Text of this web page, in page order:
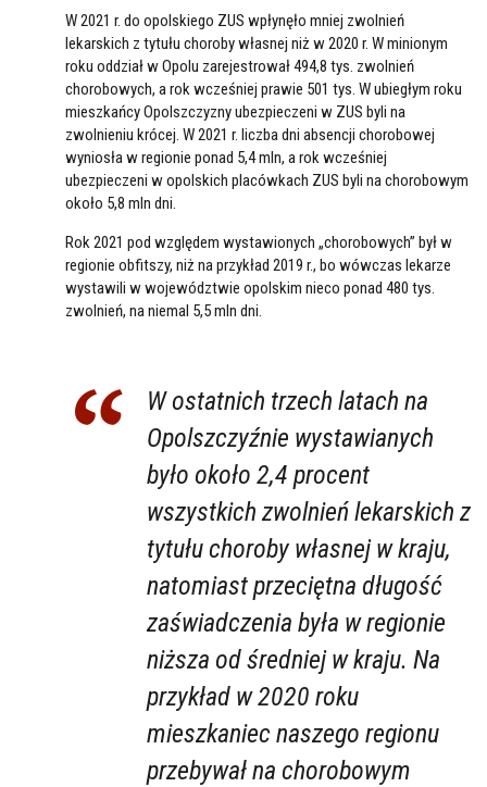
W 2021 r. do opolskiego ZUS wpłynęło mniej zwolnień
lekarskich z tytułu choroby własnej niż w 2020 r. W minionym
roku oddział w Opolu zarejestrował 494,8 tys. zwolnień
chorobowych, a rok wcześniej prawie 501 tys. W ubiegłym roku
mieszkańcy Opolszczyzny ubezpieczeni w ZUS byli na
zwolnieniu krócej. W 2021 r. liczba dni absencji chorobowej
wyniosła w regionie ponad 5,4 mln, a rok wcześniej
ubezpieczeni w opolskich placówkach ZUS byli na chorobowym
około 5,8 mln dni.
Rok 2021 pod względem wystawionych „chorobowych” był w
regionie obfitszy, niż na przykład 2019 r., bo wówczas lekarze
wystawili w województwie opolskim nieco ponad 480 tys.
zwolnień, na niemal 5,5 mln dni.
W ostatnich trzech latach na
Opolszczyźnie wystawianych
było około 2,4 procent
wszystkich zwolnień lekarskich z
tytułu choroby własnej w kraju,
natomiast przeciętna długość
zaświadczenia była w regionie
niższa od średniej w kraju. Na
przykład w 2020 roku
mieszkaniec naszego regionu
przebywał na chorobowym